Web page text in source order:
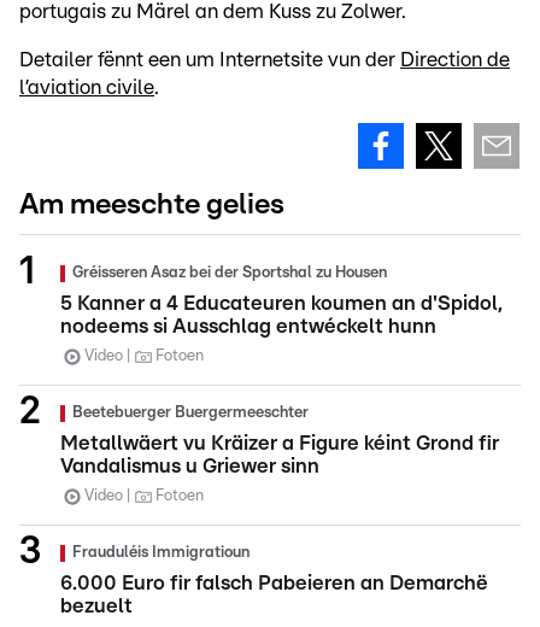
portugais zu Märel an dem Kuss zu Zolwer.
Detailer fënnt een um Internetsite vun der Direction de
l’aviation civile.
Am meeschte gelies
Gréisseren Asaz bei der Sportshal zu Housen
5 Kanner a 4 Educateuren koumen an d'Spidol,
nodeems si Ausschlag entwéckelt hunn
Video Fotoen
Beetebuerger Buergermeeschter
Metallwäert vu Kräizer a Figure kéint Grond fir
Vandalismus u Griewer sinn
Video Fotoen
Frauduléis Immigratioun
6.000 Euro fir falsch Pabeieren an Demarchë
bezuelt